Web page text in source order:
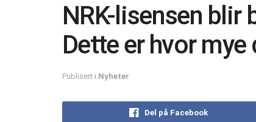
NRK-lisensen blir
Dette er hvor
Publisert i Nyheter
Del på Facebook